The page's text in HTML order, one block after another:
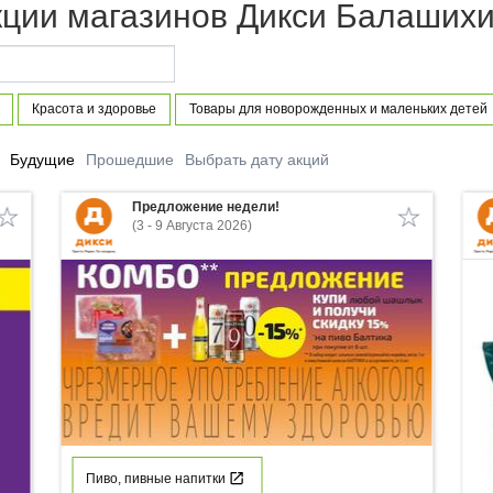
магазинов Дикси Балашихи
Красота и здоровье Товары для новорожденных и маленьких детей
Будущие Прошедшие Выбрать дату акций
Предложение недели!
(3 - 9 Августа 2026)
Пиво, пивные напитки